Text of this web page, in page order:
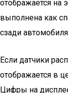
отображается на
выполнена как
сзади
Если датчики
отображается в
Цифры на